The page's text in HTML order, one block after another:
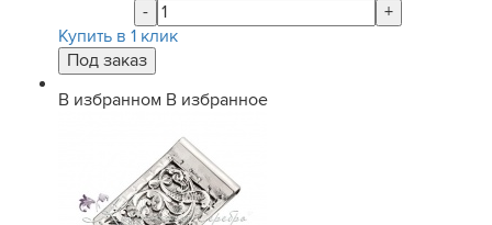
-
+
Купить в 1 клик
В избранном В избранное